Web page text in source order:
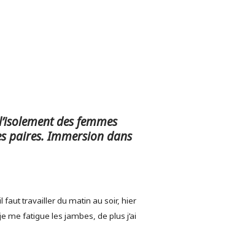
des femmes
paires. Immersion dans
faut travailler du matin au soir, hier
me fatigue les jambes, de plus j’ai